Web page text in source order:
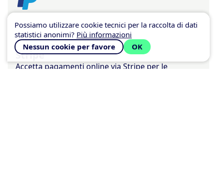
Stripe
Accetta pagamenti online via Stripe per le
Possiamo utilizzare cookie tecnici per la raccolta di dati
statistici anonimi? Più informazioni
Nessun cookie per favore
OK